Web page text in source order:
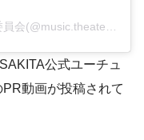
公式ユーチュ
動画が投稿されて